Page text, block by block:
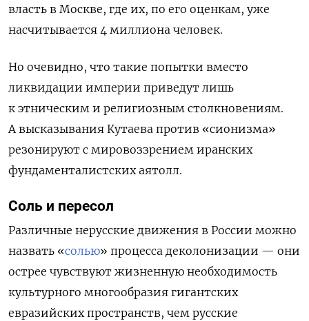
власть в Москве, где их, по его оценкам, уже
насчитывается 4 миллиона человек.
Но очевидно, что такие попытки вместо
ликвидации империи приведут лишь
к этническим и религиозным столкновениям.
А высказывания Кутаева против «сионизма»
резонируют с мировоззрением иранских
фундаменталистских аятолл.
Соль и пересол
Различные нерусские движения в России можно
назвать «солью» процесса деколонизации — они
острее чувствуют жизненную необходимость
культурного многообразия гигантских
евразийских пространств, чем русские